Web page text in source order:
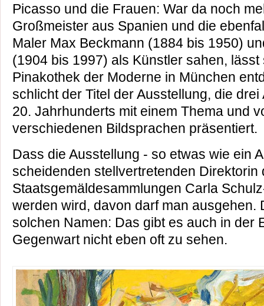
Picasso und die Frauen: War da noch
Großmeister aus Spanien und die
Maler Max Beckmann (1884 bis 1950)
(1904 bis 1997) als Künstler sahen, lässt
Pinakothek der Moderne in München
schlicht der Titel der Ausstellung, die
20. Jahrhunderts mit einem Thema und
verschiedenen Bildsprachen präsentiert.
Dass die Ausstellung - so etwas wie ein
scheidenden stellvertretenden Direktorin
Staatsgemäldesammlungen Carla
werden wird, davon darf man ausgehen.
solchen Namen: Das gibt es auch in der
Gegenwart nicht eben oft zu sehen.